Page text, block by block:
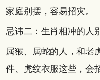
家庭别摆，容易招灾。
忌讳二：生肖相冲的人
属猴、属蛇的人，和老
件、虎纹衣服这些，会